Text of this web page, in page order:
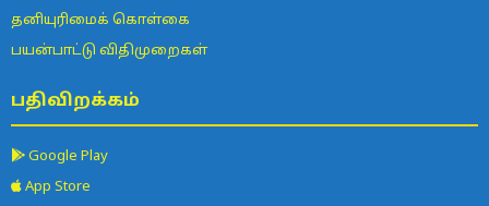
தனியுரிமைக் கொள்கை
பயன்பாட்டு விதிமுறைகள்
பதிவிறக்கம்
Google Play
App Store